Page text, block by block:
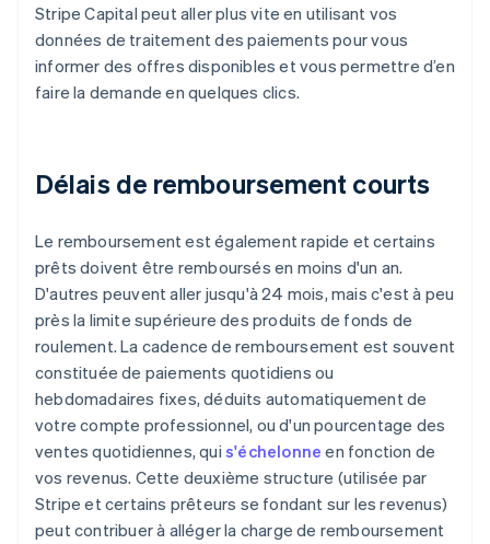
Stripe Capital peut aller plus vite en utilisant vos
données de traitement des paiements pour vous
informer des offres disponibles et vous permettre d’en
faire la demande en quelques clics.
Délais de remboursement courts
Le remboursement est également rapide et certains
prêts doivent être remboursés en moins d'un an.
D'autres peuvent aller jusqu'à 24 mois, mais c'est à peu
près la limite supérieure des produits de fonds de
roulement. La cadence de remboursement est souvent
constituée de paiements quotidiens ou
hebdomadaires fixes, déduits automatiquement de
votre compte professionnel, ou d'un pourcentage des
ventes quotidiennes, qui s'échelonne en fonction de
vos revenus. Cette deuxième structure (utilisée par
Stripe et certains prêteurs se fondant sur les revenus)
peut contribuer à alléger la charge de remboursement